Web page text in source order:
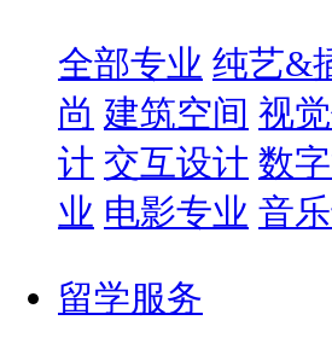
全部专业 纯艺&
尚 建筑空间 视
计 交互设计 数
业 电影专业 音
留学服务